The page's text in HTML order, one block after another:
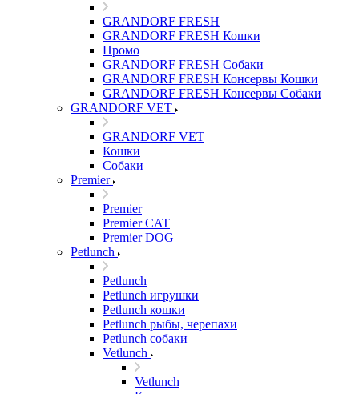
GRANDORF FRESH
GRANDORF FRESH Кошки
Промо
GRANDORF FRESH Собаки
GRANDORF FRESH Консервы Кошки
GRANDORF FRESH Консервы Собаки
GRANDORF VET
GRANDORF VET
Кошки
Собаки
Premier
Premier
Premier CAT
Premier DOG
Petlunch
Petlunch
Petlunch игрушки
Petlunch кошки
Petlunch рыбы, черепахи
Petlunch собаки
Vetlunch
Vetlunch